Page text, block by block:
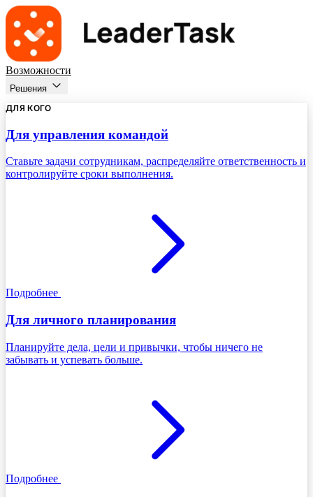
Возможности
Решения
ДЛЯ КОГО
Для управления командой
Ставьте задачи сотрудникам, распределяйте ответственность и
контролируйте сроки выполнения.
Подробнее
Для личного планирования
Планируйте дела, цели и привычки, чтобы ничего не
забывать и успевать больше.
Подробнее